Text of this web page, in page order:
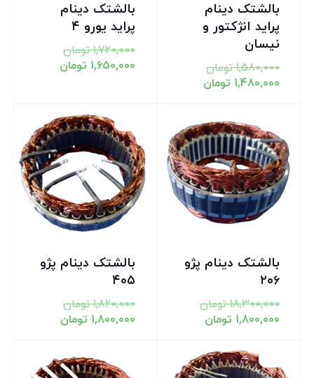
بالشتک دینام
پراید انژکتور و
نیسان
1,580,000 تومان
1,480,000 تومان
بالشتک دینام
پراید یورو ۴
1,720,000 تومان
1,650,000 تومان
بالشتک دینام پژو
۲۰۶
18,300,000 تومان
1,800,000 تومان
بالشتک دینام پژو
۴۰۵
1,820,000 تومان
1,800,000 تومان